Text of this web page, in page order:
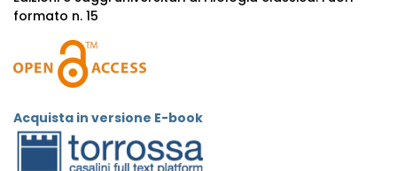
formato n. 15
Acquista in versione E-book